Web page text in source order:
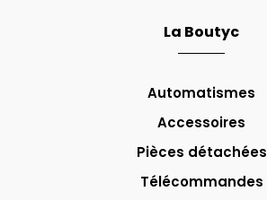
La Boutyc
Automatismes
Accessoires
Pièces détachées
Télécommandes